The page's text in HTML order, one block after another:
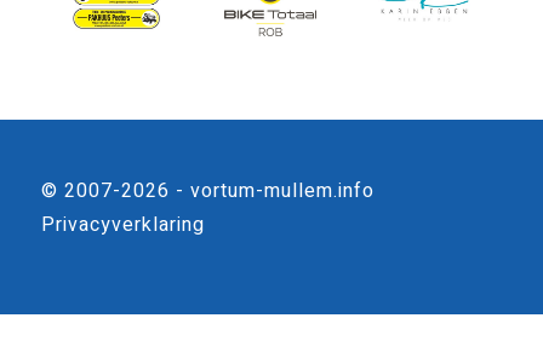
© 2007-2026 - vortum-mullem.info
Privacyverklaring